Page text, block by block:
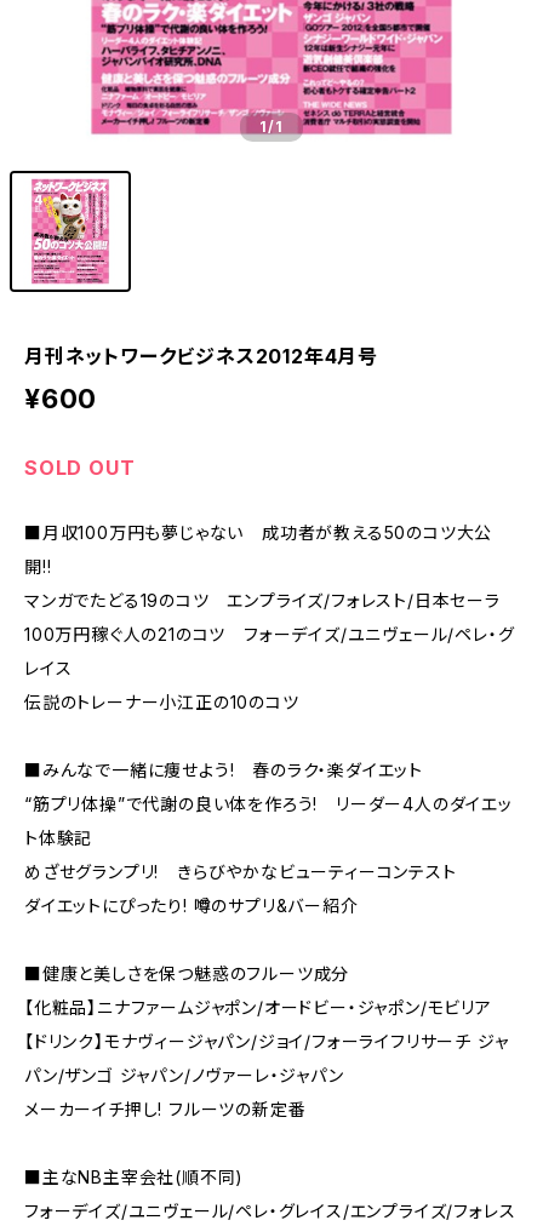
1/1
月刊ネットワークビジネス2012年4月号
¥600
SOLD OUT
■月収100万円も夢じゃない 成功者が教える50のコツ大公
開!!
マンガでたどる19のコツ エンプライズ/フォレスト/日本セーラ
100万円稼ぐ人の21のコツ フォーデイズ/ユニヴェール/ペレ・グ
レイス
伝説のトレーナー小江正の10のコツ
■みんなで一緒に痩せよう! 春のラク・楽ダイエット
“筋プリ体操”で代謝の良い体を作ろう! リーダー4人のダイエッ
ト体験記
めざせグランプリ! きらびやかなビューティーコンテスト
ダイエットにぴったり! 噂のサプリ&バー紹介
■健康と美しさを保つ魅惑のフルーツ成分
【化粧品】ニナファームジャポン/オードビー・ジャポン/モビリア
【ドリンク】モナヴィージャパン/ジョイ/フォーライフリサーチ ジャ
パン/ザンゴ ジャパン/ノヴァーレ・ジャパン
メーカーイチ押し! フルーツの新定番
■主なNB主宰会社(順不同)
フォーデイズ/ユニヴェール/ペレ・グレイス/エンプライズ/フォレス